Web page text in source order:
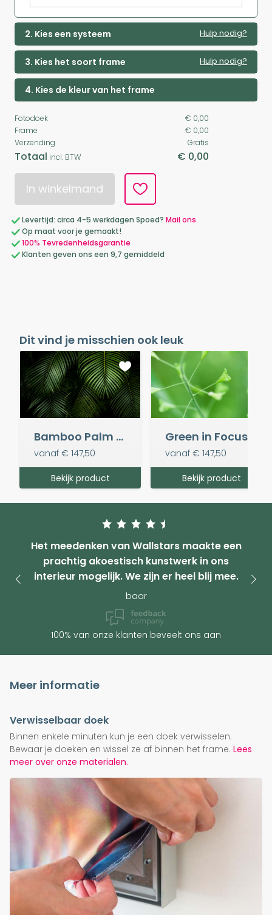
2. Kies een systeem Hulp nodig?
3. Kies het soort frame Hulp nodig?
4. Kies de kleur van het frame
Fotodoek
€ 0,00
Frame
€ 0,00
Verzending
Gratis
Totaal incl. BTW € 0,00
In winkelmand
Levertijd: circa 4-5 werkdagen Spoed? Mail ons.
Op maat voor je gemaakt!
100% Tevredenheidsgarantie
Klanten geven ons een 9,7 gemiddeld
Dit vind je misschien ook leuk
Bamboo Palm Greens
vanaf € 147,50
Bekijk product
Green in Focus
vanaf € 147,50
Bekijk product
Het meedenken van Wallstars maakte een
prachtig akoestisch kunstwerk in ons
interieur mogelijk. We zijn er heel blij mee.
baar
100% van onze klanten beveelt ons aan
Meer informatie
Verwisselbaar doek
Binnen enkele minuten kun je een doek verwisselen.
Bewaar je doeken en wissel ze af binnen het frame. Lees
meer over onze materialen.